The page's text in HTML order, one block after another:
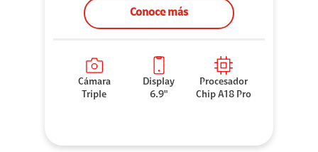
Conoce más
Cámara
Triple
Display
6.9"
Procesador
Chip A18 Pro